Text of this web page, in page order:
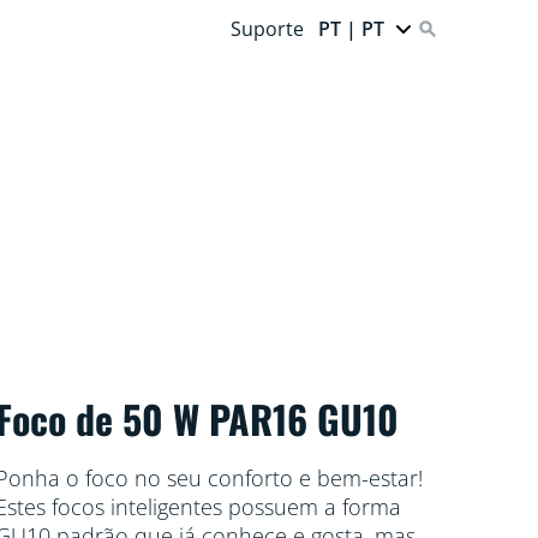
Suporte PT | PT
de 50 W PAR16 GU10
o foco no seu conforto e bem-estar!
focos inteligentes possuem a forma